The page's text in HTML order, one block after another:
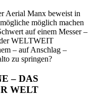
Aerial Manx beweist in
möglich machen
auf einem Messer –
WELTWEIT
– auf Anschlag –
zu springen?
– DAS
WELT